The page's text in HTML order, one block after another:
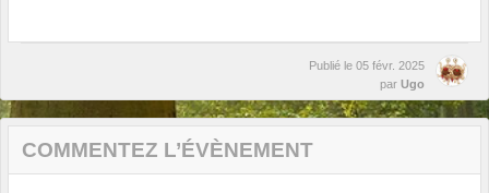
Publié le 05 févr. 2025
par Ugo
COMMENTEZ L’ÉVÈNEMENT